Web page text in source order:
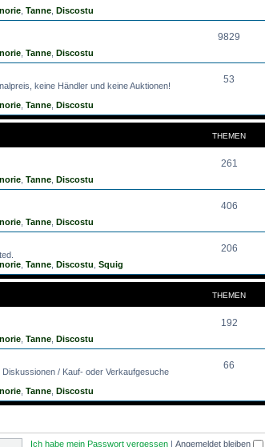
Tanne Discostu
Tanne Discostu
9829
keine Händler und keine Auktionen!
Tanne Discostu
53
THEMEN
Tanne Discostu
261
Tanne Discostu
406
Tanne Discostu Squig
206
THEMEN
Tanne Discostu
192
/ Kauf- oder Verkaufgesuche
Tanne Discostu
66
Ich habe mein Passwort vergessen Angemeldet bleiben